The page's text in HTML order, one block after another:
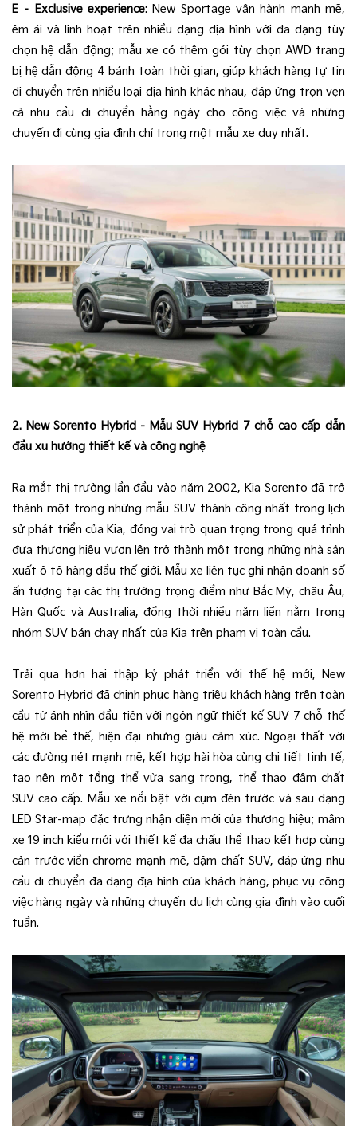
E – Exclusive experience: New Sportage vận hành mạnh mẽ,
êm ái và linh hoạt trên nhiều dạng địa hình với đa dạng tùy
chọn hệ dẫn động; mẫu xe có thêm gói tùy chọn AWD trang
bị hệ dẫn động 4 bánh toàn thời gian, giúp khách hàng tự tin
di chuyển trên nhiều loại địa hình khác nhau, đáp ứng trọn vẹn
cả nhu cầu di chuyển hằng ngày cho công việc và những
chuyến đi cùng gia đình chỉ trong một mẫu xe duy nhất.
2. New Sorento Hybrid - Mẫu SUV Hybrid 7 chỗ cao cấp dẫn
đầu xu hướng thiết kế và công nghệ
Ra mắt thị trường lần đầu vào năm 2002, Kia Sorento đã trở
thành một trong những mẫu SUV thành công nhất trong lịch
sử phát triển của Kia, đóng vai trò quan trọng trong quá trình
đưa thương hiệu vươn lên trở thành một trong những nhà sản
xuất ô tô hàng đầu thế giới. Mẫu xe liên tục ghi nhận doanh số
ấn tượng tại các thị trường trọng điểm như Bắc Mỹ, châu Âu,
Hàn Quốc và Australia, đồng thời nhiều năm liền nằm trong
nhóm SUV bán chạy nhất của Kia trên phạm vi toàn cầu.
Trải qua hơn hai thập kỷ phát triển với thế hệ mới, New
Sorento Hybrid đã chinh phục hàng triệu khách hàng trên toàn
cầu từ ánh nhìn đầu tiên với ngôn ngữ thiết kế SUV 7 chỗ thế
hệ mới bề thế, hiện đại nhưng giàu cảm xúc. Ngoại thất với
các đường nét mạnh mẽ, kết hợp hài hòa cùng chi tiết tinh tế,
tạo nên một tổng thể vừa sang trọng, thể thao đậm chất
SUV cao cấp. Mẫu xe nổi bật với cụm đèn trước và sau dạng
LED Star-map đặc trưng nhận diện mới của thương hiệu; mâm
xe 19 inch kiểu mới với thiết kế đa chấu thể thao kết hợp cùng
cản trước viền chrome mạnh mẽ, đậm chất SUV, đáp ứng nhu
cầu di chuyển đa dạng địa hình của khách hàng, phục vụ công
việc hàng ngày và những chuyến du lịch cùng gia đình vào cuối
tuần.